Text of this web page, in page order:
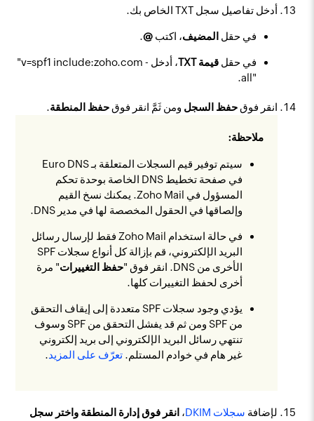
أدخل تفاصيل سجل TXT الخاص بك.
في حقل المضيف، اكتب@
.
في حقلقيمة TXT
، أدخل ‎"v=spf1 include:zoho.com -
all"‎.
انقر فوقحفظ السجل ومن ثَمَّ انقر فوقحفظ المنطقة.
ملاحظة:
سيتم توفير قيم السجلات المتعلقة بـ Euro DNS
في صفحة تخطيط DNS الخاصة بوحدة تحكم
المسؤول في Zoho Mail. يمكنك نسخ القيم
وإلصاقها في الحقول المخصصة لها في مدير DNS.
في حالة استخدام Zoho Mail فقط لإرسال رسائل
البريد الإلكتروني، قم بإزالة كل أنواع سجلات SPF
الأخرى من DNS. انقر فوق "
حفظ التغييرات" مرة
أخرى لحفظ التغييرات كلها.
يؤدي وجود سجلات SPF متعددة إلى إيقاف التحقق
من SPF ومن ثم قد يفشل التحقق من SPF وسوف
تنتهي رسائل البريد الإلكتروني إلى بريد إلكتروني
غير هام في خوادم المستلم.تعرّف على المزيد.
لإضافة سجلات DKIM ، ​انقر فوق إدارة المنطقةواختر سجل